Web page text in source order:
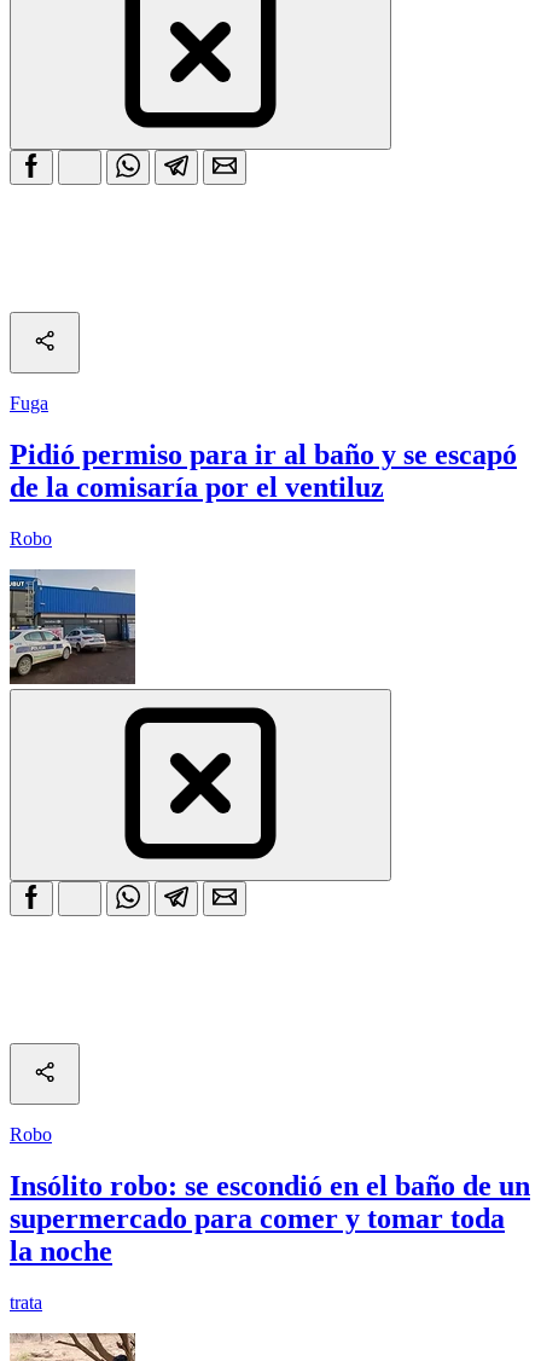
Fuga
Pidió permiso para ir al baño y se escapó
de la comisaría por el ventiluz
Robo
Robo
Insólito robo: se escondió en el baño de un
supermercado para comer y tomar toda
la noche
trata